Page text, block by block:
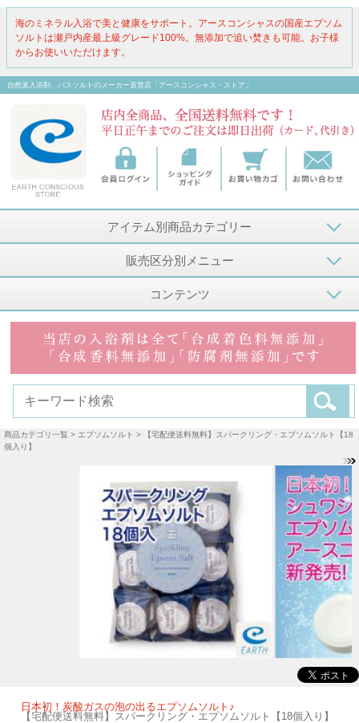
海のミネラル入浴で美と健康をサポート。アースコンシャスの国産エプソム
ソルトは瀬戸内産最上級グレード100%。無添加で追い焚きも可能。お子様
からお使いいただけます。
自然派入浴剤、バスソルトのメーカー直営店「アースコンシャス・ストア」
アイテム別商品カテゴリー
販売区分別メニュー
コンテンツ
商品カテゴリ一覧 > エプソムソルト > 【宅配便送料無料】スパークリング・エプソムソルト【18
個入り】
日本初！炭酸ガスの泡の出るエプソムソルト♪
【宅配便送料無料】スパークリング・エプソムソルト【18個入り】